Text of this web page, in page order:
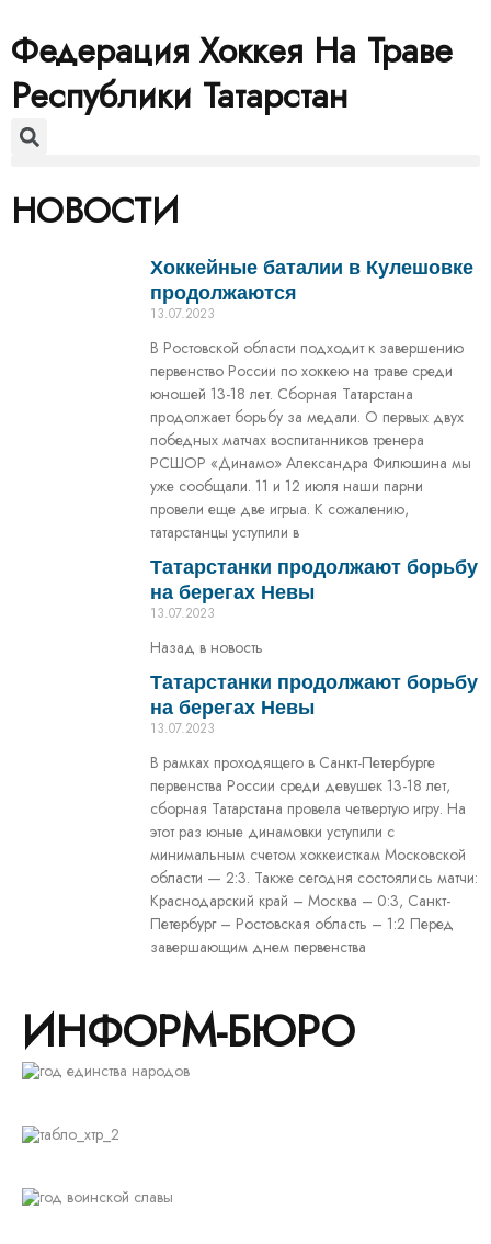
Федерация Хоккея На Траве
Республики Татарстан
НОВОСТИ
Хоккейные баталии в Кулешовке
продолжаются
13.07.2023
В Ростовской области подходит к завершению
первенство России по хоккею на траве среди
юношей 13-18 лет. Сборная Татарстана
продолжает борьбу за медали. О первых двух
победных матчах воспитанников тренера
РСШОР «Динамо» Александра Филюшина мы
уже сообщали. 11 и 12 июля наши парни
провели еще две игрыа. К сожалению,
татарстанцы уступили в
Татарстанки продолжают борьбу
на берегах Невы
13.07.2023
Назад в новость
Татарстанки продолжают борьбу
на берегах Невы
13.07.2023
В рамках проходящего в Санкт-Петербурге
первенства России среди девушек 13-18 лет,
сборная Татарстана провела четвертую игру. На
этот раз юные динамовки уступили с
минимальным счетом хоккеисткам Московской
области — 2:3. Также сегодня состоялись матчи:
Краснодарский край – Москва – 0:3, Санкт-
Петербург – Ростовская область – 1:2 Перед
завершающим днем первенства
ИНФОРМ-БЮРО